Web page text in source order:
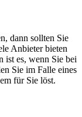
dann sollten Sie
Anbieter bieten
ist es, wenn Sie bei
Sie im Falle eines
für Sie löst.